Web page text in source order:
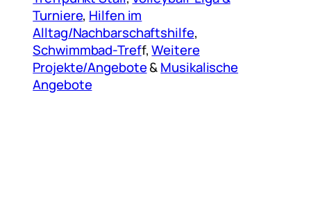
Turniere, Hilfen im
Alltag/Nachbarschaftshilfe,
Schwimmbad-Treff,Weitere
Projekte/Angebote&Musikalische
Angebote